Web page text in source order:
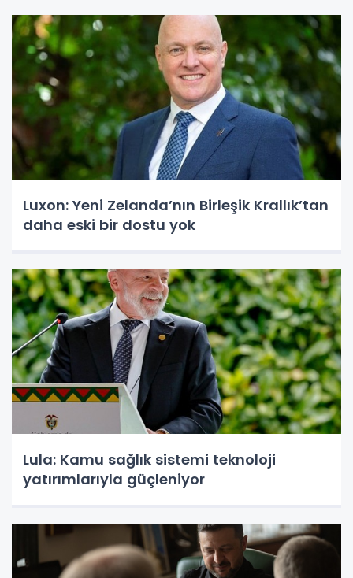
Luxon: Yeni Zelanda’nın Birleşik Krallık’tan
daha eski bir dostu yok
Lula: Kamu sağlık sistemi teknoloji
yatırımlarıyla güçleniyor